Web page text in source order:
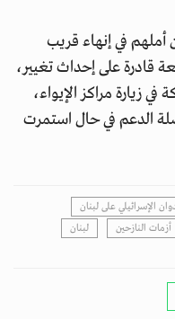
في إنهاء قريب
قادرة على إحداث تغيير،
زيارة مراكز الإيواء،
الدعم في حال استمرت
الإسرائيلي على لبنان
أزمات النازحين
لبنان